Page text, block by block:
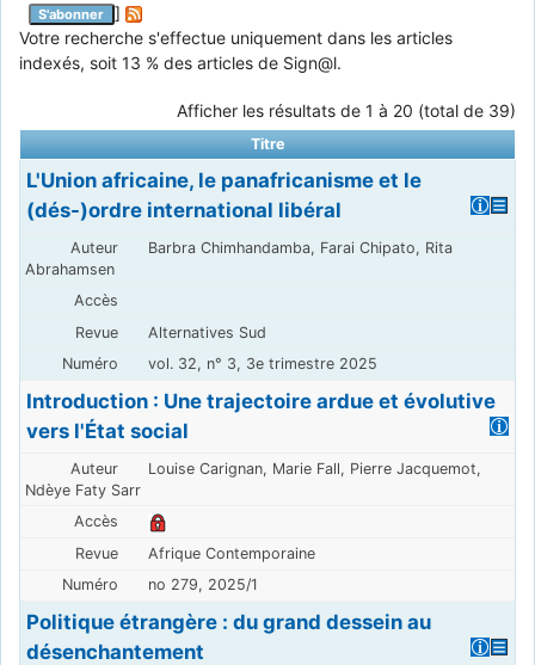
S'abonner
]
Votre recherche s'effectue uniquement dans les articles
indexés, soit 13 % des articles de Sign@l.
Afficher les résultats de 1 à 20 (total de 39)
Titre
L'Union africaine, le panafricanisme et le
(dés-)ordre international libéral
Barbra Chimhandamba, Farai Chipato, Rita
Abrahamsen
Alternatives Sud
vol. 32, n° 3, 3e trimestre 2025
Introduction : Une trajectoire ardue et évolutive
vers l'État social
Louise Carignan, Marie Fall, Pierre Jacquemot,
Ndèye Faty Sarr
Afrique Contemporaine
no 279, 2025/1
Politique étrangère : du grand dessein au
désenchantement